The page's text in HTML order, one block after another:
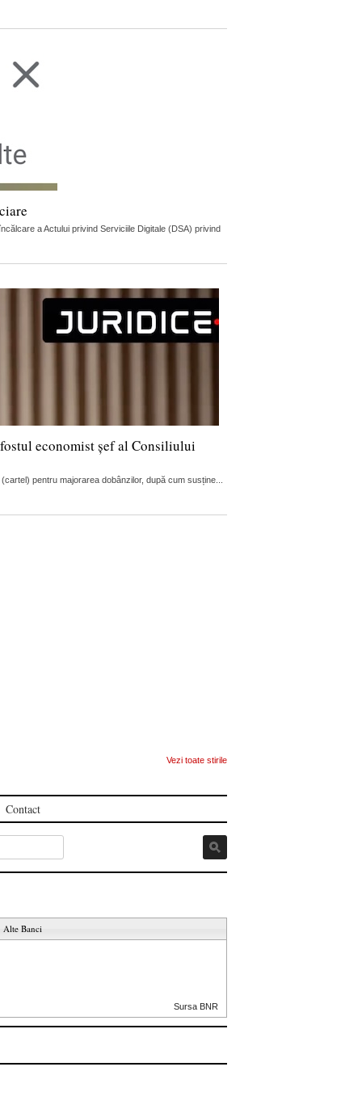
a Actului privind Serviciile Digitale (DSA) privind
economist șef al Consiliului
pentru majorarea dobânzilor, după cum susține...
Vezi toate stirile
Contact
Alte Banci
Sursa BNR